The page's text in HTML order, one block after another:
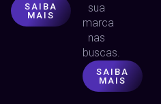
SAIBA
MAIS
sua
marca
nas
buscas.
SAIBA
MAIS